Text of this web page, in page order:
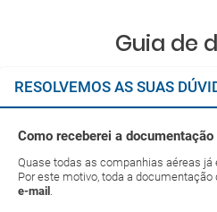
Guia de
RESOLVEMOS AS SUAS
Como receberei a
Quase todas as companhias aéreas
Por este motivo, toda a
e-mail .